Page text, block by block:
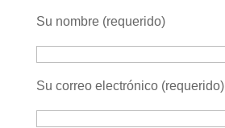
Su nombre (requerido)
Su correo electrónico (requerido)